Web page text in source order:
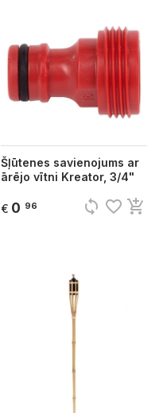
Šļūtenes savienojums ar
ārējo vītni Kreator, 3/4"
€ 0 96 sync favorite_border add_shopping_cart